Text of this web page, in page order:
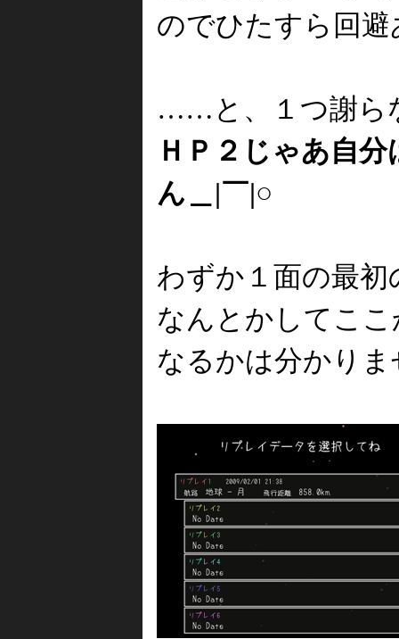
のでひたすら回
……と、１つ謝ら
ＨＰ２じゃあ自
ん＿|￣|○
わずか１面の最
なんとかしてこ
なるかは分かり